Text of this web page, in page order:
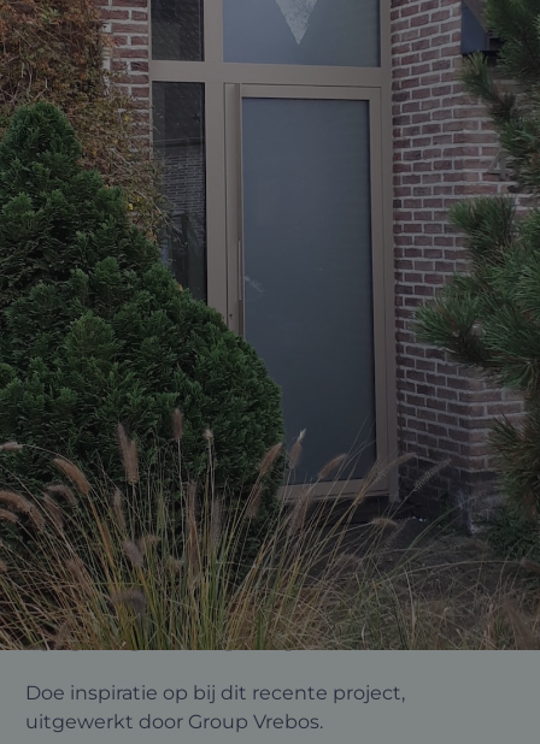
Voordeur met
zijlicht en
bovenlicht
Doe inspiratie op bij dit recente project,
uitgewerkt door Group Vrebos.